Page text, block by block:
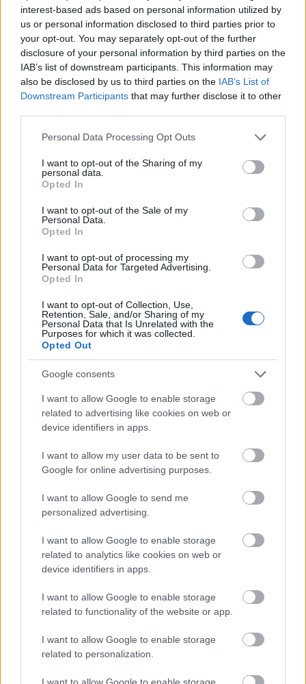
interest-based ads based on personal information utilized by
us or personal information disclosed to third parties prior to
your opt-out. You may separately opt-out of the further
disclosure of your personal information by third parties on the
IAB’s list of downstream participants. This information may
also be disclosed by us to third parties on the IAB’s List of
Downstream Participants that may further disclose it to other
Please note that this website/app uses one or more Google
not limited to your visit or usage behaviour. You may click to
grant or deny consent to Google and its third-party tags to
use your data for below specified purposes in below Google
consent section.
Personal Data Processing Opt Outs
I want to opt-out of the Sharing of my
personal data.
Opted In
I want to opt-out of the Sale of my
Personal Data.
Opted In
I want to opt-out of processing my
Personal Data for Targeted Advertising.
Opted In
I want to opt-out of Collection, Use,
Retention, Sale, and/or Sharing of my
Personal Data that Is Unrelated with the
Purposes for which it was collected.
Opted Out
Google consents
I want to allow Google to enable storage
related to advertising like cookies on web or
device identifiers in apps.
I want to allow my user data to be sent to
Google for online advertising purposes.
I want to allow Google to send me
personalized advertising.
I want to allow Google to enable storage
related to analytics like cookies on web or
device identifiers in apps.
I want to allow Google to enable storage
related to functionality of the website or app.
I want to allow Google to enable storage
related to personalization.
I want to allow Google to enable storage
Fatma Karanfil (Sayeste) -Rátonyi Hajnal
Gülizar Irmak (Sevil) -Szórádi Erika
Rana Cabbar (Szülejman) -Gyürki István
Eda Tansever (Zeynep) - Törtei Tünde
Hayal Köseoglu (Pelin) - Kálmánfi Anita
Olgun Yalcin (Deniz) - Horváth Andor
Bessenyei Emma (Asiye), Kraszkó Zita (Buzsu),
Albert Gábor (Emir), Kovács Nóra (Gulay), Presits
Tamás (Ihsan), Némedi Mari (Inyi), Galkó Balázs
(Öcan), Karsai István (pszichológus), Szűcs Sándor
(Salim), Berkes Bence (Sarp), Bánfalvi Eszter (Selen),
Szinkronrendező: Hornyák Mihály
: Masterfilm Digital
A történet egy gazdag, ám özvegyen maradt férfi,
Adnan életéről szól, aki isztambuli rezidenciáján él
két gyermekével és egy nőcsábász rokonával,
Behlüllel. A család élete azonban fenekestül
felfordul, amikor Adnan megismerkedik a nála jóval
fiatalabb, bájos Bihterrel. A férfi azonnal szerelemre
lobban és nem sokkal az első randevú után megkéri
a lány kezét. A fiatal lány pedig igent mond, mert így
akar bosszút állni az anyján, aki régóta szemet vetett
már Adnanra. Hiába is tiltakozik mindkét fél
rokonsága, a pár egybekel. A rokonok pedig a
szétválasszák őket.
Fotó: ayyapim.com
Címkék:szinkron török sorozat TV2 Tiltott szerelem